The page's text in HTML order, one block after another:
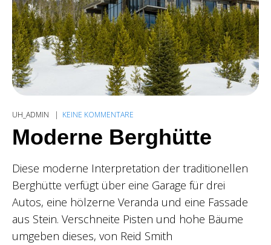
UH_ADMIN KEINE KOMMENTARE
Moderne Berghütte
Diese moderne Interpretation der traditionellen
Berghütte verfügt über eine Garage für drei
Autos, eine hölzerne Veranda und eine Fassade
aus Stein. Verschneite Pisten und hohe Bäume
umgeben dieses, von Reid Smith